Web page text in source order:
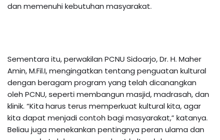
dan memenuhi kebutuhan masyarakat.
Sementara itu, perwakilan PCNU Sidoarjo, Dr. H. Maher
Amin, M.Fil.I, mengingatkan tentang penguatan kultural
dengan beragam program yang telah dicanangkan
oleh PCNU, seperti membangun masjid, madrasah, dan
klinik. “Kita harus terus memperkuat kultural kita, agar
kita dapat menjadi contoh bagi masyarakat,” katanya.
Beliau juga menekankan pentingnya peran ulama dan